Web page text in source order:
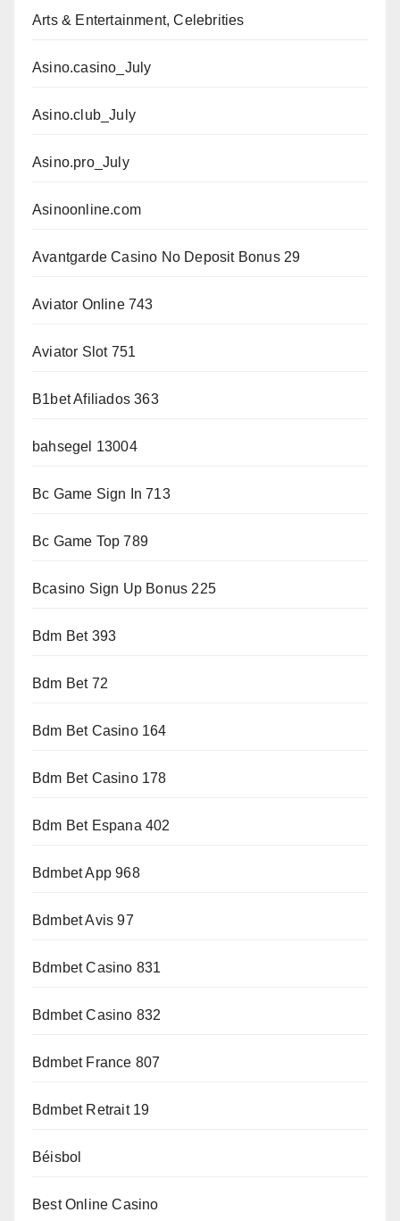
Arts & Entertainment, Celebrities
Asino.casino_July
Asino.club_July
Asino.pro_July
Asinoonline.com
Avantgarde Casino No Deposit Bonus 29
Aviator Online 743
Aviator Slot 751
B1bet Afiliados 363
bahsegel 13004
Bc Game Sign In 713
Bc Game Top 789
Bcasino Sign Up Bonus 225
Bdm Bet 393
Bdm Bet 72
Bdm Bet Casino 164
Bdm Bet Casino 178
Bdm Bet Espana 402
Bdmbet App 968
Bdmbet Avis 97
Bdmbet Casino 831
Bdmbet Casino 832
Bdmbet France 807
Bdmbet Retrait 19
Béisbol
Best Online Casino